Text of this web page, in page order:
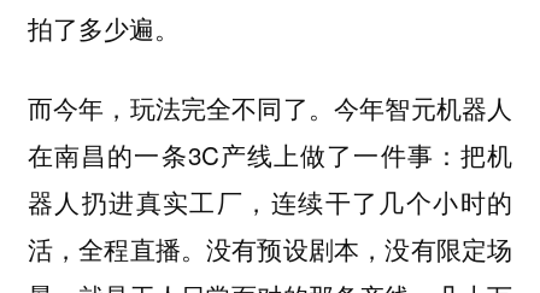
拍了多少遍。
而今年，玩法完全不同了。今年智元机器人
在南昌的一条3C产线上做了一件事：把机
器人扔进真实工厂，连续干了几个小时的
活，全程直播。没有预设剧本，没有限定场